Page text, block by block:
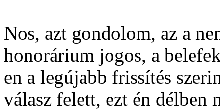
Nos, azt gondolom, az a
honorárium jogos, a
en a legújabb frissítés
válasz felett, ezt én délben